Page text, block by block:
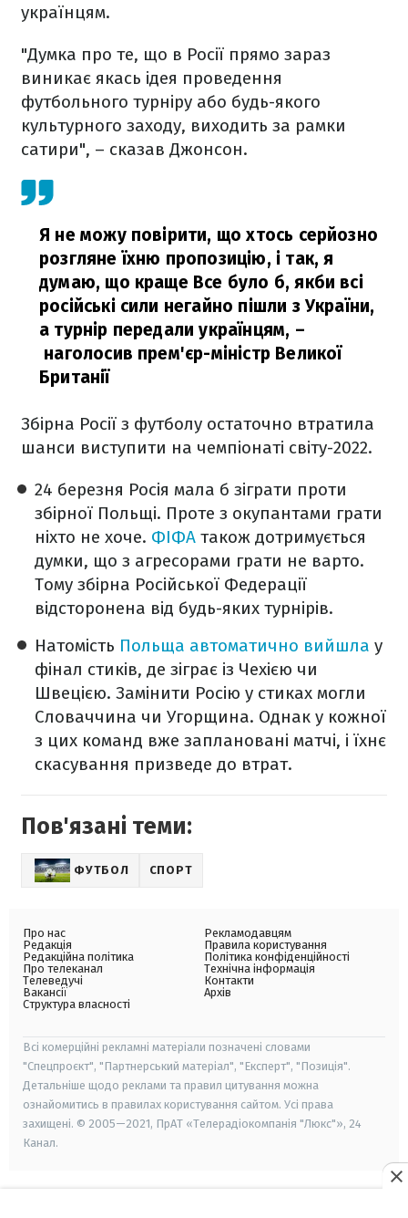
українцям.
"Думка про те, що в Росії прямо зараз
виникає якась ідея проведення
футбольного турніру або будь-якого
культурного заходу, виходить за рамки
сатири", – сказав Джонсон.
Я не можу повірити, що хтось серйозно
розгляне їхню пропозицію, і так, я
думаю, що краще Все було б, якби всі
російські сили негайно пішли з України,
а турнір передали українцям, –
наголосив прем'єр-міністр Великої
Британії
Збірна Росії з футболу остаточно втратила
шанси виступити на чемпіонаті світу-2022.
24 березня Росія мала б зіграти проти
збірної Польщі. Проте з окупантами грати
ніхто не хоче. ФІФА також дотримується
думки, що з агресорами грати не варто.
Тому збірна Російської Федерації
відсторонена від будь-яких турнірів.
Натомість Польща автоматично вийшла у
фінал стиків, де зіграє із Чехією чи
Швецією. Замінити Росію у стиках могли
Словаччина чи Угорщина. Однак у кожної
з цих команд вже заплановані матчі, і їхнє
скасування призведе до втрат.
Пов'язані теми:
ФУТБОЛ СПОРТ
Про нас
Редакція
Редакційна політика
Про телеканал
Телеведучі
Вакансії
Структура власності
Рекламодавцям
Правила користування
Політика конфіденційності
Технічна інформація
Контакти
Архів
Всі комерційні рекламні матеріали позначені словами
"Спецпроєкт", "Партнерський матеріал", "Експерт", "Позиція".
Детальніше щодо реклами та правил цитування можна
ознайомитись в правилах користування сайтом. Усі права
захищені. © 2005—2021, ПрАТ «Телерадіокомпанія "Люкс"», 24
Канал.